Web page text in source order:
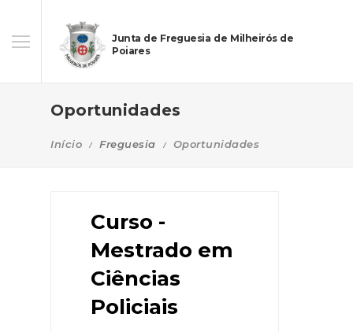
Junta de Freguesia de Milheirós de
Poiares
Oportunidades
Início Freguesia Oportunidades
Curso -
Mestrado em
Ciências
Policiais